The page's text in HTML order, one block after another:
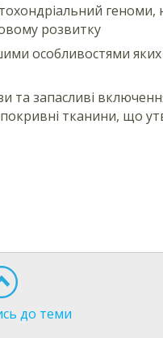
геноми,
розвитку
особливостями
та запасливі
покривні тканини, що
до теми